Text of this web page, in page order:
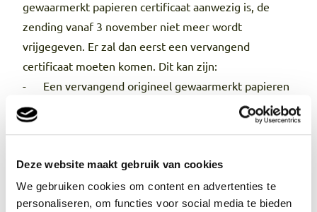
Deze website maakt gebruik van cookies
We gebruiken cookies om content en advertenties te
personaliseren, om functies voor social media te bieden
gewaarmerkt papieren certificaat aanwezig is, de
zending vanaf 3 november niet meer wordt
vrijgegeven. Er zal dan eerst een vervangend
certificaat moeten komen. Dit kan zijn:
- Een vervangend origineel gewaarmerkt papieren
fytosanitair certificaat, voorzien van natte
handtekening en stempel;
de authenticiteit kan worden geverifieerd,
bijvoorbeeld met een bericht van de autoriteit uit het
betreffende land of een printversie met een QR code